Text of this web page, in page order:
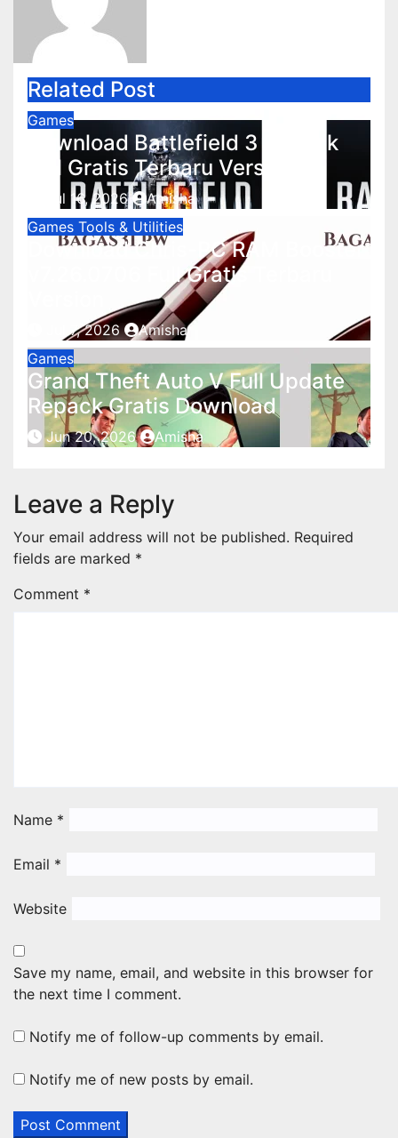
Related Post
Games
Download Battlefield 3 Repack
Full Gratis Terbaru Version
Jul 16, 2026
Amisha
Games Tools & Utilities
Download Chris-PC RAM Booster
v7.26.0706 Full Gratis Terbaru
Jul 7, 2026
Amisha
Games
Grand Theft Auto V Full Update
Repack Gratis Download
Jun 20, 2026 Amisha
Leave a Reply
Your email address will not be published. Required
fields are marked *
Comment *
Name *
Email *
Website
Save my name, email, and website in this browser for
the next time I comment.
Notify me of follow-up comments by email.
Notify me of new posts by email.